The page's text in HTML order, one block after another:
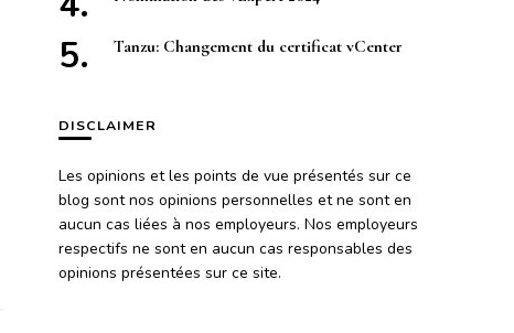
Tanzu: Changement du certificat vCenter
DISCLAIMER
Les opinions et les points de vue présentés sur ce
blog sont nos opinions personnelles et ne sont en
aucun cas liées à nos employeurs. Nos employeurs
respectifs ne sont en aucun cas responsables des
opinions présentées sur ce site.